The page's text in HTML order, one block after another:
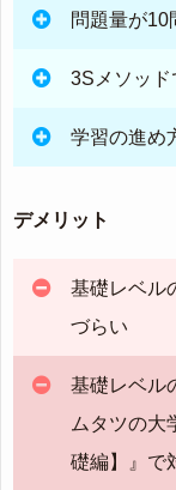
問題量が10
3Sメソッド
学習の進め
デメリット
基礎レベル
づらい
基礎レベル
ムタツの大
礎編】』で